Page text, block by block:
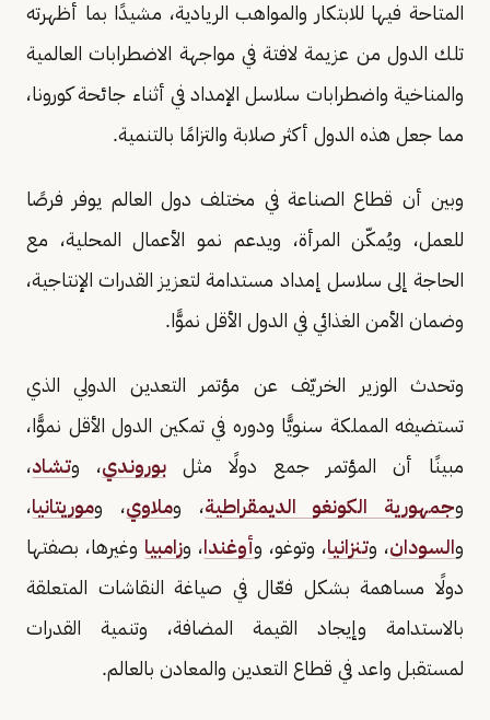
المتاحة فيها للابتكار والمواهب الريادية، مشيدًا بما أظهرته
تلك الدول من عزيمة لافتة في مواجهة الاضطرابات العالمية
والمناخية واضطرابات سلاسل الإمداد في أثناء جائحة كورونا،
مما جعل هذه الدول أكثر صلابة والتزامًا بالتنمية.
وبين أن قطاع الصناعة في مختلف دول العالم يوفر فرصًا
للعمل، ويُمكّن المرأة، ويدعم نمو الأعمال المحلية، مع
الحاجة إلى سلاسل إمداد مستدامة لتعزيز القدرات الإنتاجية،
وضمان الأمن الغذائي في الدول الأقل نموًّا.
وتحدث الوزير الخريّف عن مؤتمر التعدين الدولي الذي
تستضيفه المملكة سنويًّا ودوره في تمكين الدول الأقل نموًّا،
مبينًا أن المؤتمر جمع دولًا مثل بوروندي، وتشاد،
وجمهورية الكونغو الديمقراطية، وملاوي، وموريتانيا،
والسودان، وتنزانيا، وتوغو، وأوغندا، وزامبيا وغيرها، بصفتها
دولًا مساهمة بشكل فعّال في صياغة النقاشات المتعلقة
بالاستدامة وإيجاد القيمة المضافة، وتنمية القدرات
لمستقبل واعد في قطاع التعدين والمعادن بالعالم.